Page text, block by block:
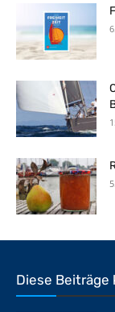
Diese